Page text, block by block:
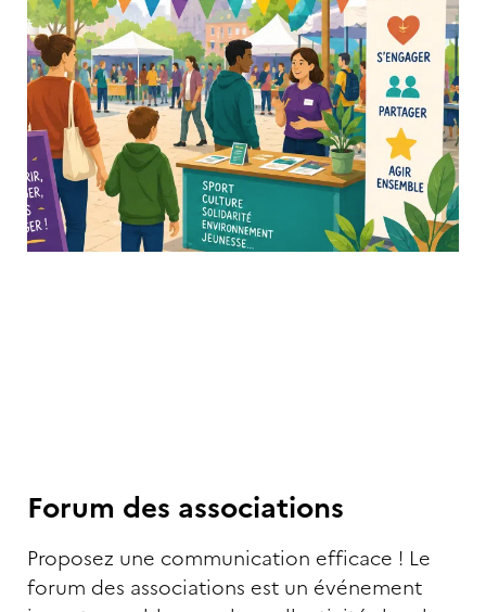
Forum des associations
Proposez une communication efficace ! Le
forum des associations est un événement